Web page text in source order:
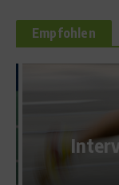
Empfohlen